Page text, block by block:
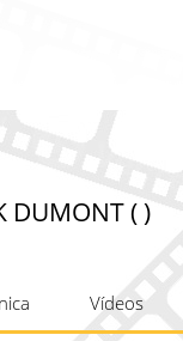
DUMONT ( )
Vídeos